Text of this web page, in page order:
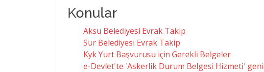
Konular
Aksu Belediyesi Evrak Takip
Sur Belediyesi Evrak Takip
Kyk Yurt Başvurusu için Gerekli Belgeler
e-Devlet'te 'Askerlik Durum Belgesi Hizmeti'